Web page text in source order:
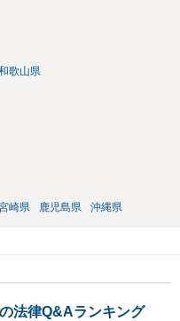
歌山県
崎県 鹿児島県 沖縄県
法律Q&Aランキング